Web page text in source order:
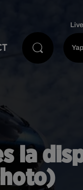
la